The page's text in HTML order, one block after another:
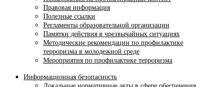
Правовая информация
Полезные ссылки
Регламенты образовательной организации
Памятки действия в чрезвычайных ситуациях
Методические рекомендации по профилактике
терроризма в молодежной среде
Мероприятия по профилактике терроризма
Информационная безопасность